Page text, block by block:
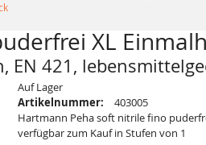
XL
EN 421,
Auf Lager
Artikelnummer:
403005
Hartmann Peha soft nitrile fino
verfügbar zum Kauf in Stufen von 1